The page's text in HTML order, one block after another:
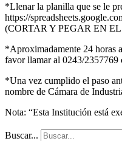
*Llenar la planilla que se le
https://
(CORTAR Y PEGAR EN
*Aproximadamente 24 horas
favor llamar al 0243/2357769
*Una vez cumplido el paso
nombre de Cámara de
Nota: “Esta Institución está
Buscar...